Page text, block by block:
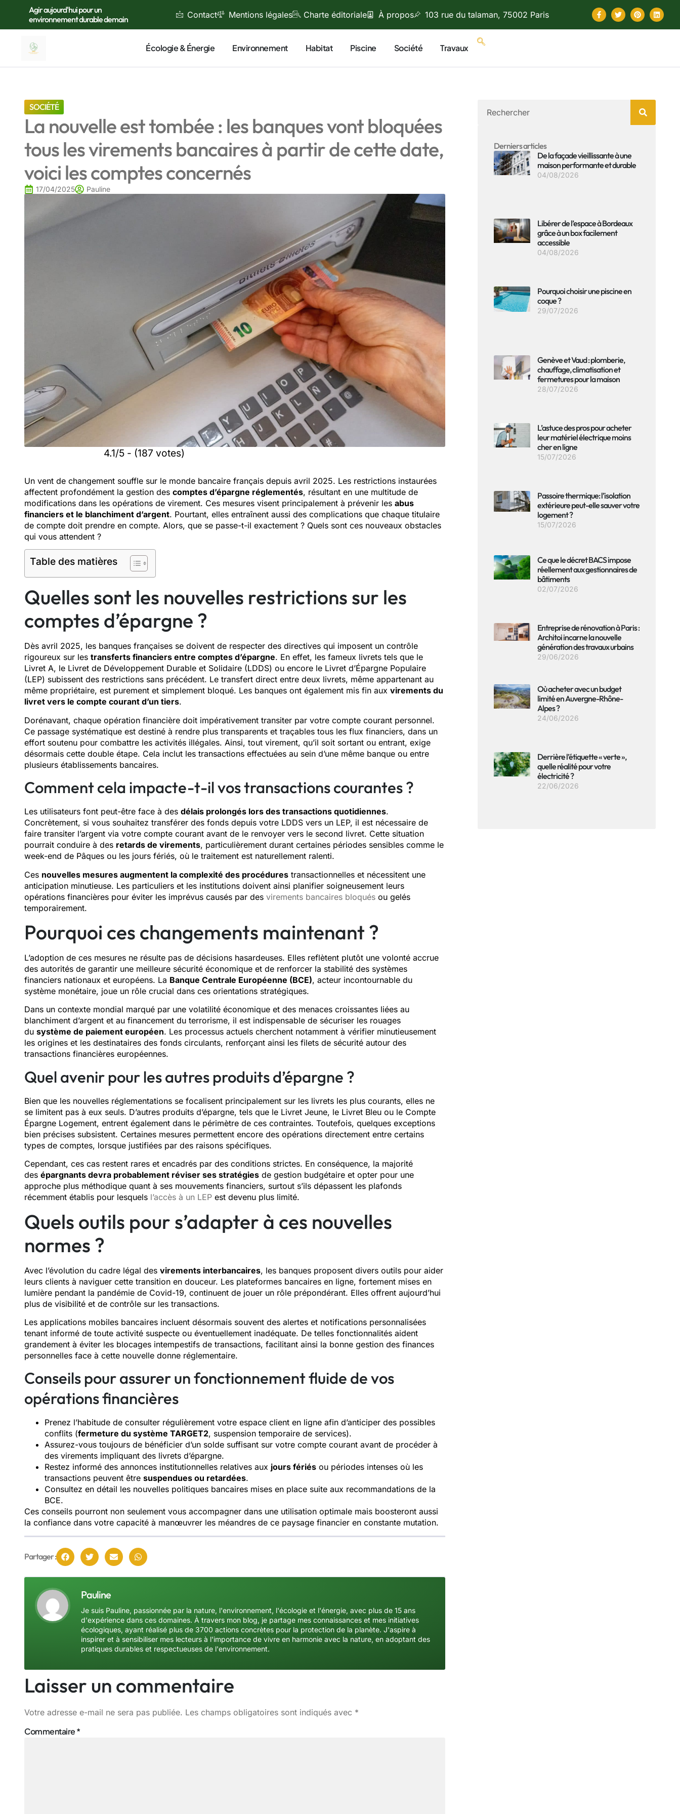
Agir aujourd'hui pour un
environnement durable demain
Contact Mentions légales Charte éditoriale À propos 103 rue du talaman, 75002 Paris
Écologie & Énergie Environnement Habitat Piscine Société Travaux
SOCIÉTÉ
La nouvelle est tombée : les banques vont bloquées
tous les virements bancaires à partir de cette date,
voici les comptes concernés
17/04/2025 Pauline
4.1/5 - (187 votes)
Un vent de changement souffle sur le monde bancaire français depuis avril 2025. Les restrictions instaurées
affectent profondément la gestion des comptes d’épargne réglementés, résultant en une multitude de
modifications dans les opérations de virement. Ces mesures visent principalement à prévenir les abus
financiers et le blanchiment d’argent. Pourtant, elles entraînent aussi des complications que chaque titulaire
de compte doit prendre en compte. Alors, que se passe-t-il exactement ? Quels sont ces nouveaux obstacles
qui vous attendent ?
Table des matières
Quelles sont les nouvelles restrictions sur les
comptes d’épargne ?
Dès avril 2025, les banques françaises se doivent de respecter des directives qui imposent un contrôle
rigoureux sur les transferts financiers entre comptes d’épargne. En effet, les fameux livrets tels que le
Livret A, le Livret de Développement Durable et Solidaire (LDDS) ou encore le Livret d’Épargne Populaire
(LEP) subissent des restrictions sans précédent. Le transfert direct entre deux livrets, même appartenant au
même propriétaire, est purement et simplement bloqué. Les banques ont également mis fin aux virements du
livret vers le compte courant d’un tiers.
Dorénavant, chaque opération financière doit impérativement transiter par votre compte courant personnel.
Ce passage systématique est destiné à rendre plus transparents et traçables tous les flux financiers, dans un
effort soutenu pour combattre les activités illégales. Ainsi, tout virement, qu’il soit sortant ou entrant, exige
désormais cette double étape. Cela inclut les transactions effectuées au sein d’une même banque ou entre
plusieurs établissements bancaires.
Comment cela impacte-t-il vos transactions courantes ?
Les utilisateurs font peut-être face à des délais prolongés lors des transactions quotidiennes.
Concrètement, si vous souhaitez transférer des fonds depuis votre LDDS vers un LEP, il est nécessaire de
faire transiter l’argent via votre compte courant avant de le renvoyer vers le second livret. Cette situation
pourrait conduire à des retards de virements, particulièrement durant certaines périodes sensibles comme le
week-end de Pâques ou les jours fériés, où le traitement est naturellement ralenti.
Ces nouvelles mesures augmentent la complexité des procédures transactionnelles et nécessitent une
anticipation minutieuse. Les particuliers et les institutions doivent ainsi planifier soigneusement leurs
opérations financières pour éviter les imprévus causés par des virements bancaires bloqués ou gelés
temporairement.
Pourquoi ces changements maintenant ?
L’adoption de ces mesures ne résulte pas de décisions hasardeuses. Elles reflètent plutôt une volonté accrue
des autorités de garantir une meilleure sécurité économique et de renforcer la stabilité des systèmes
financiers nationaux et européens. La Banque Centrale Européenne (BCE), acteur incontournable du
système monétaire, joue un rôle crucial dans ces orientations stratégiques.
Dans un contexte mondial marqué par une volatilité économique et des menaces croissantes liées au
blanchiment d’argent et au financement du terrorisme, il est indispensable de sécuriser les rouages
du système de paiement européen. Les processus actuels cherchent notamment à vérifier minutieusement
les origines et les destinataires des fonds circulants, renforçant ainsi les filets de sécurité autour des
transactions financières européennes.
Quel avenir pour les autres produits d’épargne ?
Bien que les nouvelles réglementations se focalisent principalement sur les livrets les plus courants, elles ne
se limitent pas à eux seuls. D’autres produits d’épargne, tels que le Livret Jeune, le Livret Bleu ou le Compte
Épargne Logement, entrent également dans le périmètre de ces contraintes. Toutefois, quelques exceptions
bien précises subsistent. Certaines mesures permettent encore des opérations directement entre certains
types de comptes, lorsque justifiées par des raisons spécifiques.
Cependant, ces cas restent rares et encadrés par des conditions strictes. En conséquence, la majorité
des épargnants devra probablement réviser ses stratégies de gestion budgétaire et opter pour une
approche plus méthodique quant à ses mouvements financiers, surtout s’ils dépassent les plafonds
récemment établis pour lesquels l’accès à un LEP est devenu plus limité.
Quels outils pour s’adapter à ces nouvelles
normes ?
Avec l’évolution du cadre légal des virements interbancaires, les banques proposent divers outils pour aider
leurs clients à naviguer cette transition en douceur. Les plateformes bancaires en ligne, fortement mises en
lumière pendant la pandémie de Covid-19, continuent de jouer un rôle prépondérant. Elles offrent aujourd’hui
plus de visibilité et de contrôle sur les transactions.
Les applications mobiles bancaires incluent désormais souvent des alertes et notifications personnalisées
tenant informé de toute activité suspecte ou éventuellement inadéquate. De telles fonctionnalités aident
grandement à éviter les blocages intempestifs de transactions, facilitant ainsi la bonne gestion des finances
personnelles face à cette nouvelle donne réglementaire.
Conseils pour assurer un fonctionnement fluide de vos
opérations financières
Prenez l’habitude de consulter régulièrement votre espace client en ligne afin d’anticiper des possibles
conflits (fermeture du système TARGET2, suspension temporaire de services).
Assurez-vous toujours de bénéficier d’un solde suffisant sur votre compte courant avant de procéder à
des virements impliquant des livrets d’épargne.
Restez informé des annonces institutionnelles relatives aux jours fériés ou périodes intenses où les
transactions peuvent être suspendues ou retardées.
Consultez en détail les nouvelles politiques bancaires mises en place suite aux recommandations de la
BCE.
Ces conseils pourront non seulement vous accompagner dans une utilisation optimale mais boosteront aussi
la confiance dans votre capacité à manœuvrer les méandres de ce paysage financier en constante mutation.
Partager :
Pauline
Je suis Pauline, passionnée par la nature, l'environnement, l'écologie et l'énergie, avec plus de 15 ans
d'expérience dans ces domaines. À travers mon blog, je partage mes connaissances et mes initiatives
écologiques, ayant réalisé plus de 3700 actions concrètes pour la protection de la planète. J'aspire à
inspirer et à sensibiliser mes lecteurs à l'importance de vivre en harmonie avec la nature, en adoptant des
pratiques durables et respectueuses de l'environnement.
Laisser un commentaire
Votre adresse e-mail ne sera pas publiée. Les champs obligatoires sont indiqués avec *
Commentaire*
Derniers articles
De la façade vieillissante à une
maison performante et durable
04/08/2026
Libérer de l’espace à Bordeaux
grâce à un box facilement
accessible
04/08/2026
Pourquoi choisir une piscine en
coque ?
29/07/2026
Genève et Vaud : plomberie,
chauffage, climatisation et
fermetures pour la maison
28/07/2026
L’astuce des pros pour acheter
leur matériel électrique moins
cher en ligne
15/07/2026
Passoire thermique: l’isolation
extérieure peut-elle sauver votre
logement ?
15/07/2026
Ce que le décret BACS impose
réellement aux gestionnaires de
bâtiments
02/07/2026
Entreprise de rénovation à Paris :
Architoi incarne la nouvelle
génération des travaux urbains
29/06/2026
Où acheter avec un budget
limité en Auvergne-Rhône-
Alpes ?
24/06/2026
Derrière l’étiquette « verte »,
quelle réalité pour votre
électricité ?
22/06/2026